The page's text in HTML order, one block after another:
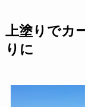
上塗りでカ
りに